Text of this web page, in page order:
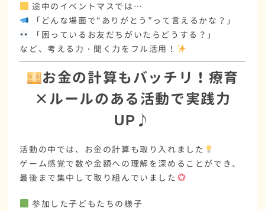
途中のイベントマスでは…
「どんな場面で“ありがとう”って言えるかな？」
「困っているお友だちがいたらどうする？」
など、考える力・聞く力をフル活用！
お金の計算もバッチリ！療育
×ルールのある活動で実践力
UP♪
活動の中では、 お金の計算 も取り入れました
ゲーム感覚で数や金額への理解を深めることができ、
最後まで集中して取り組んでいました
参加した子どもたちの様子